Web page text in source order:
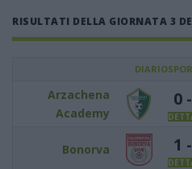
RISULTATI DELLA GIORNATA 3
Arzachena
Academy
0
Bonorva 1